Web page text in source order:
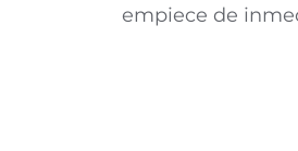
empiece de